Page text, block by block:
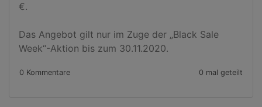
€.
Das Angebot gilt nur im Zuge der „Black Sale
Week“-Aktion bis zum 30.11.2020.
0 Kommentare 0 mal geteilt